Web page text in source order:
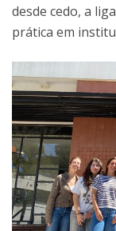
desde cedo, a
prática em